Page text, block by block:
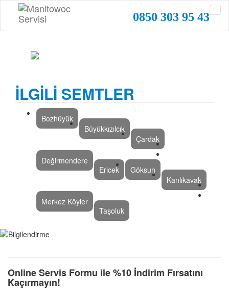
0850 303 95 43
İLGİLİ SEMTLER
Bozhüyük
Büyükkızılcık
Çardak
Değirmendere
Ericek
Göksun
Kanlıkavak
Merkez Köyler
Taşoluk
Online Servis Formu ile %10 İndirim Fırsatını
Kaçırmayın!